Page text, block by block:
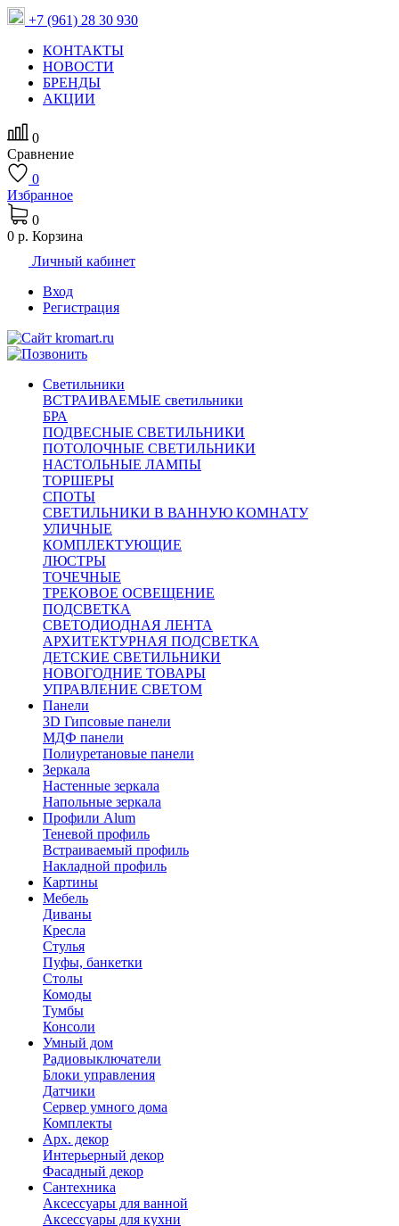
+7 (961) 28 30 930
КОНТАКТЫ
НОВОСТИ
БРЕНДЫ
АКЦИИ
0
Сравнение
0
Избранное
0
0 р. Корзина
Личный кабинет
Вход
Регистрация
Светильники
ВСТРАИВАЕМЫЕ светильники
БРА
ПОДВЕСНЫЕ СВЕТИЛЬНИКИ
ПОТОЛОЧНЫЕ СВЕТИЛЬНИКИ
НАСТОЛЬНЫЕ ЛАМПЫ
ТОРШЕРЫ
СПОТЫ
СВЕТИЛЬНИКИ В ВАННУЮ КОМНАТУ
УЛИЧНЫЕ
КОМПЛЕКТУЮЩИЕ
ЛЮСТРЫ
ТОЧЕЧНЫЕ
ТРЕКОВОЕ ОСВЕЩЕНИЕ
ПОДСВЕТКА
СВЕТОДИОДНАЯ ЛЕНТА
АРХИТЕКТУРНАЯ ПОДСВЕТКА
ДЕТСКИЕ СВЕТИЛЬНИКИ
НОВОГОДНИЕ ТОВАРЫ
УПРАВЛЕНИЕ СВЕТОМ
Панели
3D Гипсовые панели
МДФ панели
Полиуретановые панели
Зеркала
Настенные зеркала
Напольные зеркала
Профили Alum
Теневой профиль
Встраиваемый профиль
Накладной профиль
Картины
Мебель
Диваны
Кресла
Стулья
Пуфы, банкетки
Столы
Комоды
Тумбы
Консоли
Умный дом
Радиовыключатели
Блоки управления
Датчики
Сервер умного дома
Комплекты
Арх. декор
Интерьерный декор
Фасадный декор
Сантехника
Аксессуары для ванной
Аксессуары для кухни